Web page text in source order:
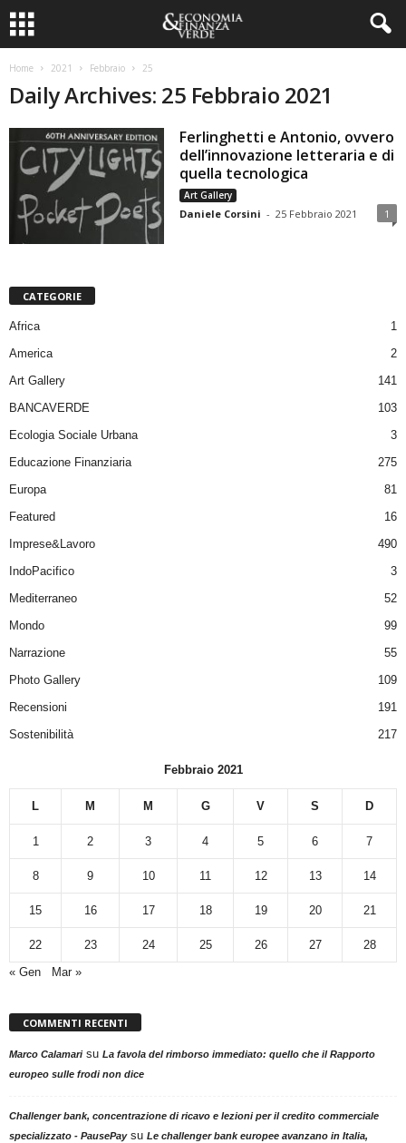
Home 2021 Febbraio 25
Daily Archives: 25 Febbraio 2021
Ferlinghetti e Antonio, ovvero
dell’innovazione letteraria e di
quella tecnologica
Art Gallery
Daniele Corsini - 25 Febbraio 2021 1
CATEGORIE
Africa
1
America
2
Art Gallery
141
BANCAVERDE
103
Ecologia Sociale Urbana
3
Educazione Finanziaria
275
Europa
81
Featured
16
Imprese&Lavoro
490
IndoPacifico
3
Mediterraneo
52
Mondo
99
Narrazione
55
Photo Gallery
109
Recensioni
191
Sostenibilità
217
Febbraio 2021
L M M G V S D
1 2 3 4 5 6 7
8 9 10 11 12 13 14
15 16 17 18 19 20 21
22 23 24 25 26 27
28
« Gen
Mar »
COMMENTI RECENTI
Marco Calamarisu La favola del rimborso immediato: quello che il Rapporto
europeo sulle frodi non dice
Challenger bank, concentrazione di ricavo e lezioni per il credito commerciale
specializzato - PausePaysu Le challenger bank europee avanzano in Italia,